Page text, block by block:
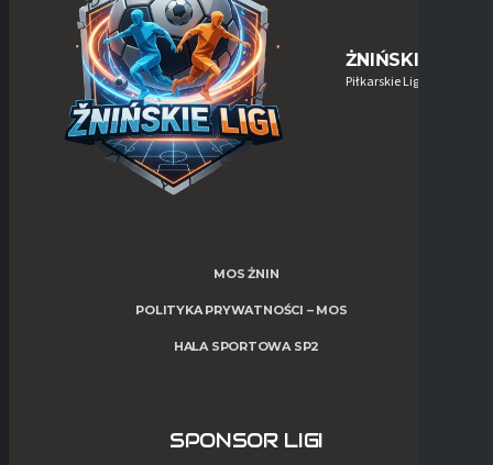
ŻNIŃSKIE-LIGI
Piłkarskie Ligi w Żninie
MOS ŻNIN
POLITYKA PRYWATNOŚCI – MOS
HALA SPORTOWA SP2
SPONSOR LIGI